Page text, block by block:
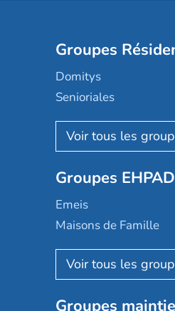
Groupes
Domitys
Senioriales
Nohée
Les Résidentiels
Mobicap
Domusvi
Happy Senior
Aquarelia
Nexity edenea
Les jardins d'Arcadie
Groupes EHPAD
Emeis
Maisons de Famille
Korian
Emera
Groupes